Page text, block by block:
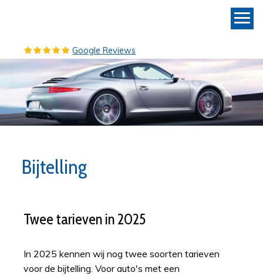
Google Reviews
Bijtelling
Twee tarieven in 2025
In 2025 kennen wij nog twee soorten tarieven
voor de bijtelling. Voor auto's met een